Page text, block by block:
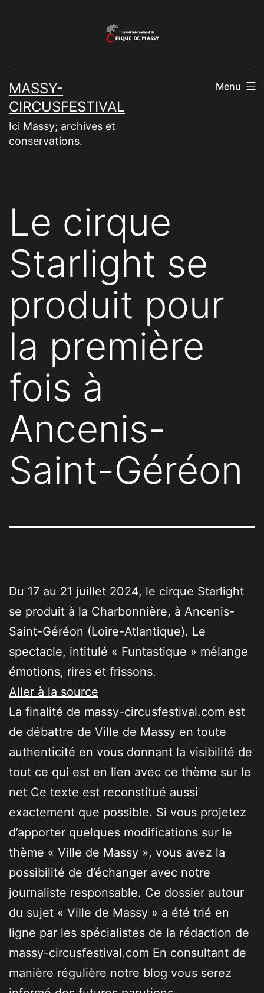
MASSY-
CIRCUSFESTIVAL
Ici Massy; archives et
conservations.
Menu
Le cirque
Starlight se
produit pour
la première
fois à
Ancenis-
Saint-Géréon
Du 17 au 21 juillet 2024, le cirque Starlight
se produit à la Charbonnière, à Ancenis-
Saint-Géréon (Loire-Atlantique). Le
spectacle, intitulé « Funtastique » mélange
émotions, rires et frissons.
Aller à la source
La finalité de massy-circusfestival.com est
de débattre de Ville de Massy en toute
authenticité en vous donnant la visibilité de
tout ce qui est en lien avec ce thème sur le
net Ce texte est reconstitué aussi
exactement que possible. Si vous projetez
d’apporter quelques modifications sur le
thème « Ville de Massy », vous avez la
possibilité de d’échanger avec notre
journaliste responsable. Ce dossier autour
du sujet « Ville de Massy » a été trié en
ligne par les spécialistes de la rédaction de
massy-circusfestival.com En consultant de
manière régulière notre blog vous serez